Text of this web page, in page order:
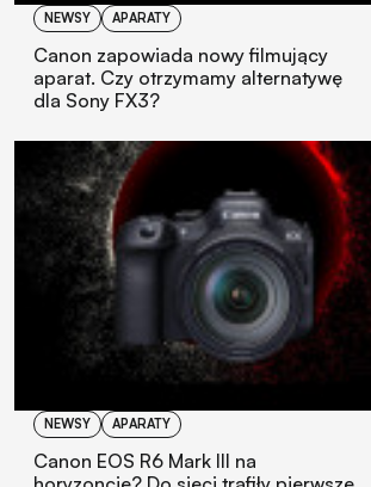
NEWSY APARATY
Canon zapowiada nowy filmujący
aparat. Czy otrzymamy alternatywę
dla Sony FX3?
NEWSY APARATY
Canon EOS R6 Mark III na